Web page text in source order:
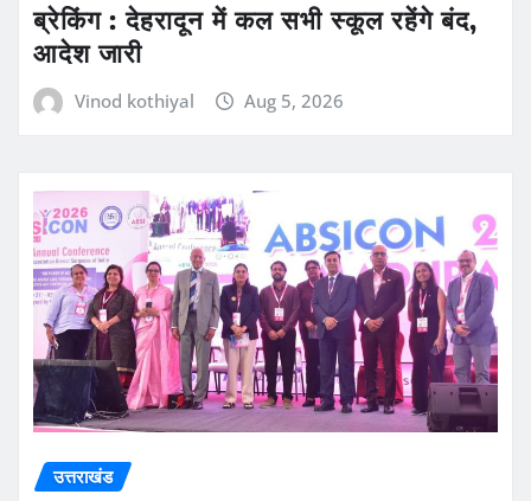
ब्रेकिंग : देहरादून में कल सभी स्कूल रहेंगे बंद,
आदेश जारी
Vinod kothiyal Aug 5, 2026
उत्तराखंड